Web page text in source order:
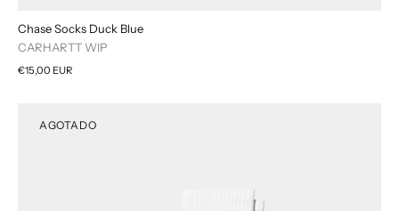
Chase Socks Duck Blue
CARHARTT WIP
€15,00 EUR
AGOTADO